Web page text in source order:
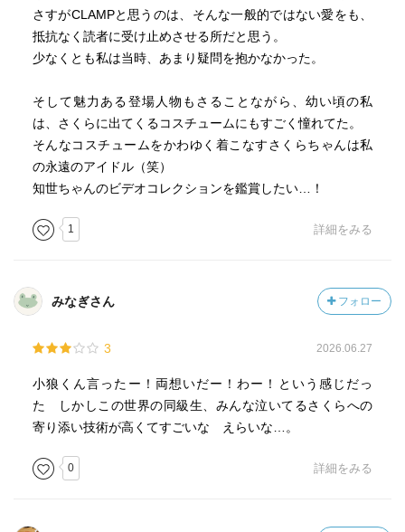
さすがCLAMPと思うのは、そんな一般的ではない愛をも、
抵抗なく読者に受け止めさせる所だと思う。
少なくとも私は当時、あまり疑問を抱かなかった。
そして魅力ある登場人物もさることながら、幼い頃の私
は、さくらに出てくるコスチュームにもすごく憧れてた。
そんなコスチュームをかわゆく着こなすさくらちゃんは私
の永遠のアイドル（笑）
知世ちゃんのビデオコレクションを鑑賞したい…！
1 詳細をみる
みなぎさん フォロー
3 2026.06.27
小狼くん言ったー！両想いだー！わー！という感じだっ
た しかしこの世界の同級生、みんな泣いてるさくらへの
寄り添い技術が高くてすごいな えらいな…。
0 詳細をみる